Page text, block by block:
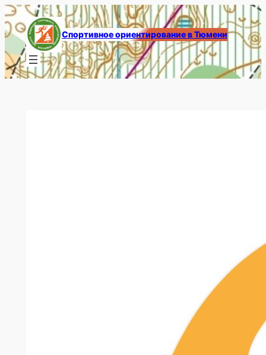
Перейти
к
содержимому
Спортивное ориентирование в Тюмени